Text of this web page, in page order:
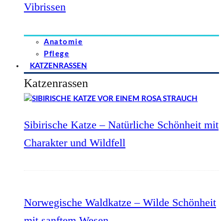
Vibrissen
Anatomie
Pflege
KATZENRASSEN
Katzenrassen
Sibirische Katze – Natürliche Schönheit mit
Charakter und Wildfell
Norwegische Waldkatze – Wilde Schönheit